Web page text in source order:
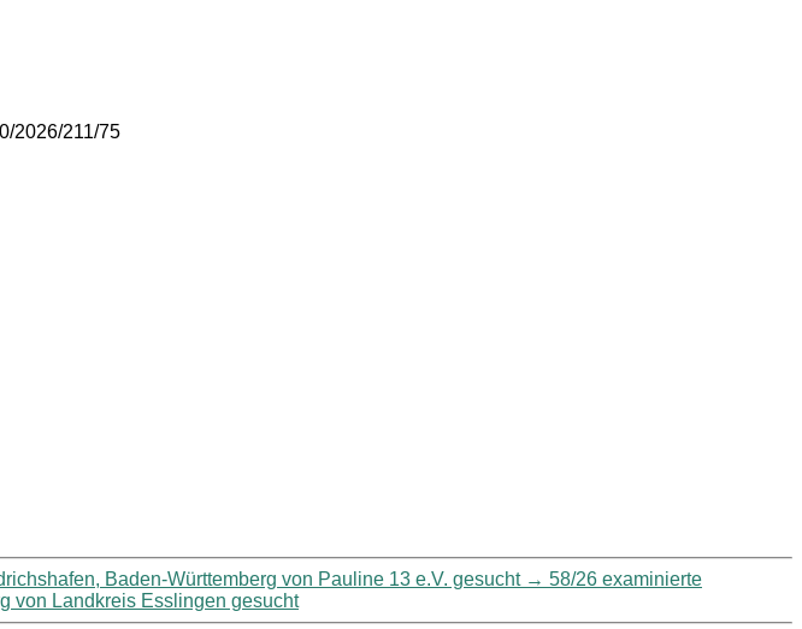
2026/211/75
Baden-Württemberg von Pauline 13 e.V. gesucht → 58/26 examinierte
von Landkreis Esslingen gesucht